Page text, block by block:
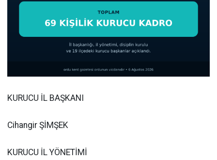
KURUCU İL BAŞKANI
Cihangir ŞİMŞEK
KURUCU İL YÖNETİMİ